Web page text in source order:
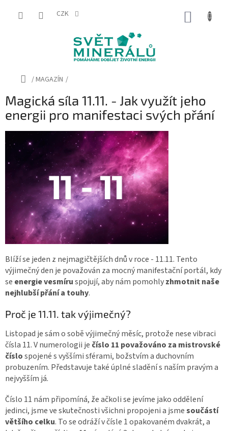
CZK
Domů
/MAGAZÍN /
Magická síla 11.11. - Jak využít jeho
energii pro manifestaci svých přání
Blíží se jeden z nejmagičtějších dnů v roce - 11.11. Tento
výjimečný den je považován za mocný manifestační portál, kdy
se energie vesmíruspojují, aby nám pomohlyzhmotnit naše
nejhlubší přání a touhy.
Proč je 11.11. tak výjimečný?
Listopad je sám o sobě výjimečný měsíc, protože nese vibraci
čísla 11. V numerologii je číslo 11 považováno za mistrovské
číslospojené s vyššími sférami, božstvím a duchovním
probuzením. Představuje také úplné sladění s naším pravým a
nejvyšším já.
Číslo 11 nám připomíná, že ačkoli se jevíme jako oddělení
jedinci, jsme ve skutečnosti všichni propojeni a jsmesoučástí
většího celku. To se odráží v čísle 1 opakovaném dvakrát, a